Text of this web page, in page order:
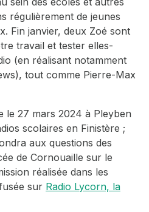
régulièrement de jeunes
Fin janvier, deux Zoé sont
travail et tester elles-
(en réalisant notamment
tout comme Pierre-Max
le 27 mars 2024 à Pleyben
scolaires en Finistère ;
aux questions des
de Cornouaille sur le
réalisée dans les
sur Radio Lycorn, la